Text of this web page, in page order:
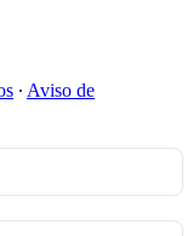
∙ Aviso de